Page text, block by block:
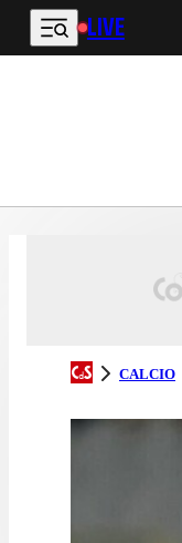
Vai al contenuto
LIVE
CALCIO